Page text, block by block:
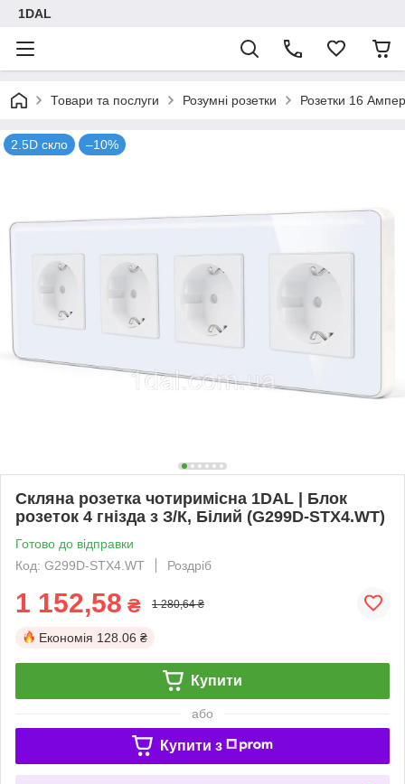
1DAL
Товари та послуги Розумні розетки Розетки 16 Ампер
2.5D скло –10%
Скляна розетка чотиримісна 1DAL | Блок
розеток 4 гнізда з З/К, Білий (G299D-STX4.WT)
Готово до відправки
Код: G299D-STX4.WT
Роздріб
1 152,58 ₴ 1 280,64 ₴
Економія 128.06 ₴
Купити
або
Купити з